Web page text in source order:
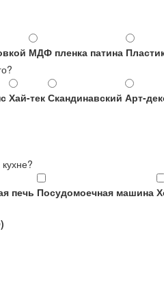
МДФ пленка патина
Хай-тек Скандинавский Арт-
печь Посудомоечная машина